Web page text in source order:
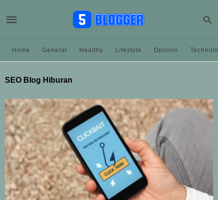
Home General Healthy Lifestyle Opinion
SEO Blog Hiburan